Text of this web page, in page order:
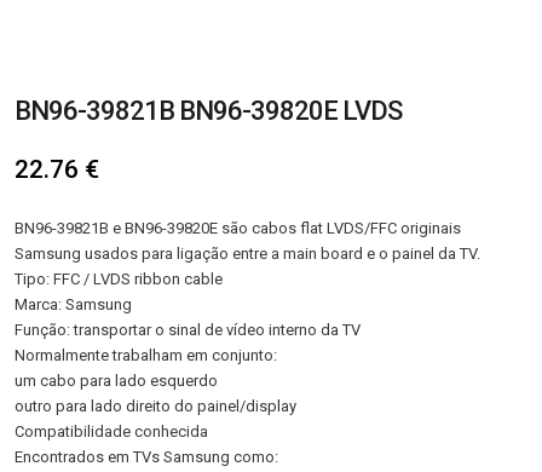
BN96-39821B BN96-39820E LVDS
22.76 €
BN96-39821B e BN96-39820E são cabos flat LVDS/FFC originais
Samsung usados para ligação entre a main board e o painel da TV.
Tipo: FFC / LVDS ribbon cable
Marca: Samsung
Função: transportar o sinal de vídeo interno da TV
Normalmente trabalham em conjunto:
um cabo para lado esquerdo
outro para lado direito do painel/display
Compatibilidade conhecida
Encontrados em TVs Samsung como: